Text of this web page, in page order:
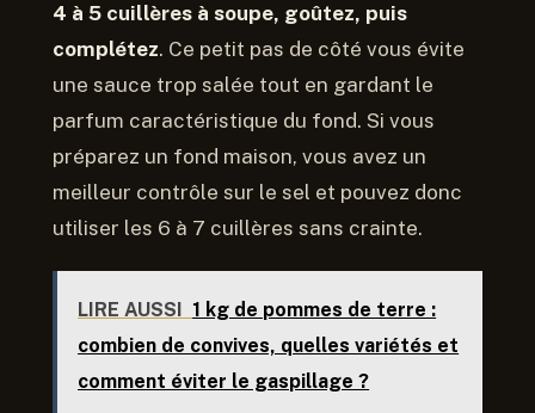
4 à 5 cuillères à soupe, goûtez, puis
complétez. Ce petit pas de côté vous évite
une sauce trop salée tout en gardant le
parfum caractéristique du fond. Si vous
préparez un fond maison, vous avez un
meilleur contrôle sur le sel et pouvez donc
utiliser les 6 à 7 cuillères sans crainte.
LIRE AUSSI 1 kg de pommes de terre :
combien de convives, quelles variétés et
comment éviter le gaspillage ?